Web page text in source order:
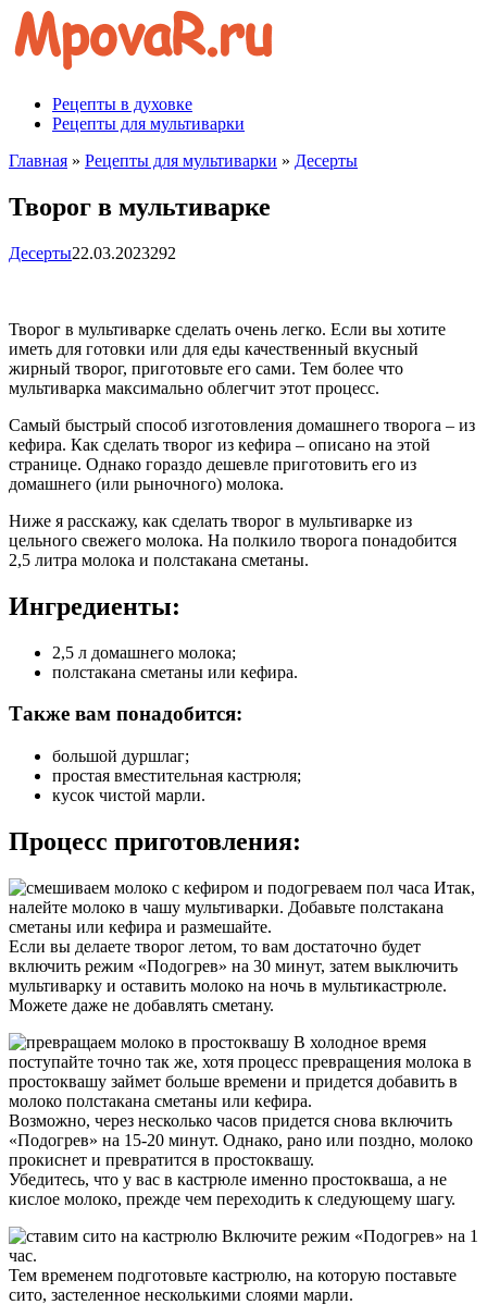
Перейти
контенту
Рецепты в духовке
Рецепты для мультиварки
Главная » Рецепты для мультиварки » Десерты
Творог в мультиварке
Десерты22.03.2023292
Творог в мультиварке сделать очень легко. Если вы хотите
иметь для готовки или для еды качественный вкусный
жирный творог, приготовьте его сами. Тем более что
мультиварка максимально облегчит этот процесс.
Самый быстрый способ изготовления домашнего творога – из
кефира. Как сделать творог из кефира – описано на этой
странице. Однако гораздо дешевле приготовить его из
домашнего (или рыночного) молока.
Ниже я расскажу, как сделать творог в мультиварке из
цельного свежего молока. На полкило творога понадобится
2,5 литра молока и полстакана сметаны.
Ингредиенты:
2,5 л домашнего молока;
полстакана сметаны или кефира.
Также вам понадобится:
большой дуршлаг;
простая вместительная кастрюля;
кусок чистой марли.
Процесс приготовления:
Итак,
налейте молоко в чашу мультиварки. Добавьте полстакана
сметаны или кефира и размешайте.
Если вы делаете творог летом, то вам достаточно будет
включить режим «Подогрев» на 30 минут, затем выключить
мультиварку и оставить молоко на ночь в мультикастрюле.
Можете даже не добавлять сметану.
В холодное время
поступайте точно так же, хотя процесс превращения молока в
простоквашу займет больше времени и придется добавить в
молоко полстакана сметаны или кефира.
Возможно, через несколько часов придется снова включить
«Подогрев» на 15-20 минут. Однако, рано или поздно, молоко
прокиснет и превратится в простоквашу.
Убедитесь, что у вас в кастрюле именно простокваша, а не
кислое молоко, прежде чем переходить к следующему шагу.
Включите режим «Подогрев» на 1
час.
Тем временем подготовьте кастрюлю, на которую поставьте
сито, застеленное несколькими слоями марли.